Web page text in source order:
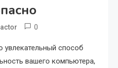
0
увлекательный способ
вашего компьютера,